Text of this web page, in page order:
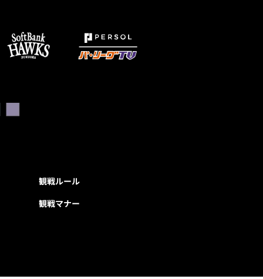
観戦ルール
観戦マナー